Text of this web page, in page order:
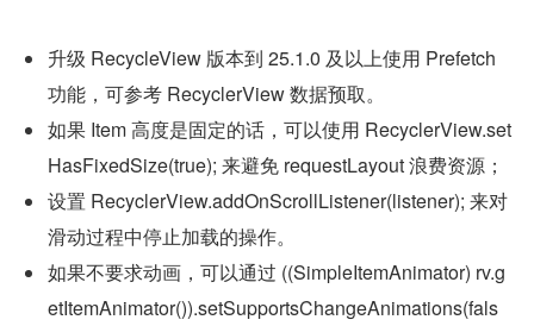
升级 RecycleView 版本到 25.1.0 及以上使用 Prefetch
功能，可参考 RecyclerView 数据预取。
如果 Item 高度是固定的话，可以使用 RecyclerView.set
HasFixedSize(true); 来避免 requestLayout 浪费资源；
设置 RecyclerView.addOnScrollListener(listener); 来对
滑动过程中停止加载的操作。
如果不要求动画，可以通过 ((SimpleItemAnimator) rv.g
etItemAnimator()).setSupportsChangeAnimations(fals